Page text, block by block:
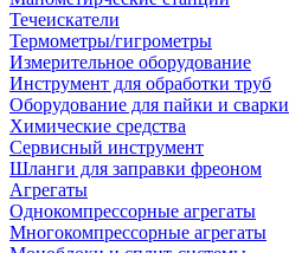
Течеискатели
Термометры/гигрометры
Измерительное оборудование
Инструмент для обработки труб
Оборудование для пайки и сварки
Химические средства
Сервисный инструмент
Шланги для заправки фреоном
Агрегаты
Однокомпрессорные агрегаты
Многокомпрессорные агрегаты